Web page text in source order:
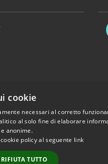
Copyright © 2026 •
cookie
necessari al corretto
al solo fine di elaborare
anonime.
policy al seguente link
RIFIUTA TUTTO